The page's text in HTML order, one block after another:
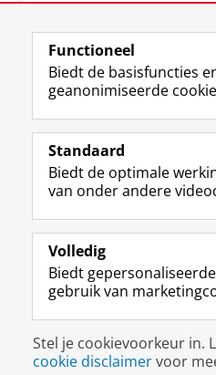
Volg de RUG
Studiekiezers
Alumni
Over ons
Disclaimer & Copyright
Functioneel
Biedt de basisfuncties
geanonimiseerde
Standaard
Biedt de optimale
van onder andere
Volledig
Biedt
gebruik van
Stel je cookievoorkeur in.
cookie disclaimervoor